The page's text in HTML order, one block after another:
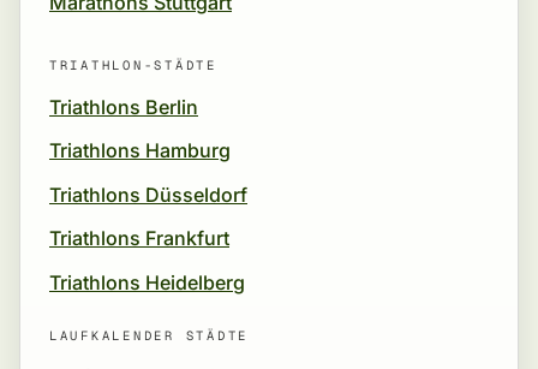
TRIATHLON-STÄDTE
Triathlons Berlin
Triathlons Hamburg
Triathlons Düsseldorf
Triathlons Frankfurt
Triathlons Heidelberg
LAUFKALENDER STÄDTE